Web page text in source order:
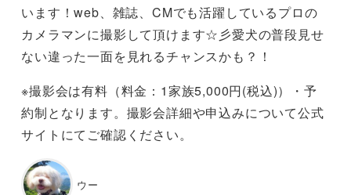
います！web、雑誌、CMでも活躍しているプロの
カメラマンに撮影して頂けます☆彡愛犬の普段見せ
ない違った一面を見れるチャンスかも？！
※撮影会は有料（料金：1家族5,000円(税込)）・予
約制となります。撮影会詳細や申込みについて公式
サイトにてご確認ください。
ウー